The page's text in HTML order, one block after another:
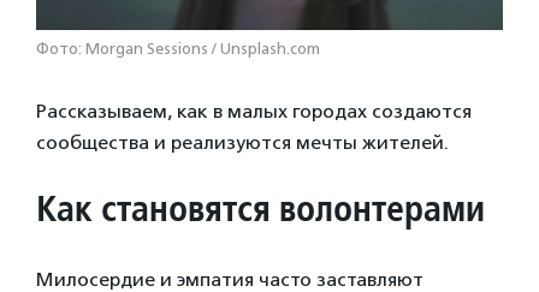
Фото: Morgan Sessions / Unsplash.com
Рассказываем, как в малых городах создаются
сообщества и реализуются мечты жителей.
Как становятся волонтерами
Милосердие и эмпатия часто заставляют